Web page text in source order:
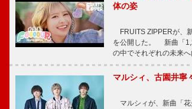
体の姿
FRUITS ZIPPERが、
を公開した。 新曲「
の中でそれぞれの未来
マルシィ、古園井寧
マルシィが、新曲「